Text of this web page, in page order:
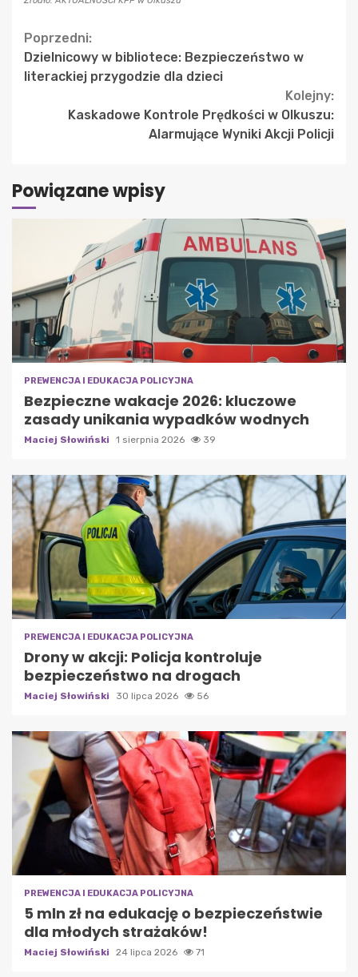
Continue
Reading
Poprzedni:
Dzielnicowy w bibliotece: Bezpieczeństwo w
literackiej przygodzie dla dzieci
Kolejny:
Kaskadowe Kontrole Prędkości w Olkuszu:
Alarmujące Wyniki Akcji Policji
Powiązane wpisy
PREWENCJA I EDUKACJA POLICYJNA
Bezpieczne wakacje 2026: kluczowe
zasady unikania wypadków wodnych
Maciej Słowiński 1 sierpnia 2026 39
PREWENCJA I EDUKACJA POLICYJNA
Drony w akcji: Policja kontroluje
bezpieczeństwo na drogach
Maciej Słowiński 30 lipca 2026 56
PREWENCJA I EDUKACJA POLICYJNA
5 mln zł na edukację o bezpieczeństwie
dla młodych strażaków!
Maciej Słowiński 24 lipca 2026 71